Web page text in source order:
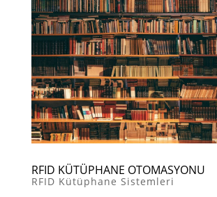
RFID KÜTÜPHANE OTOMASYONU
RFID Kütüphane Sistemleri